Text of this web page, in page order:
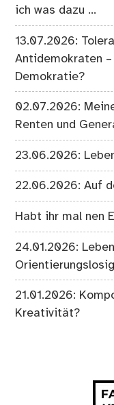
ich was dazu …
13.07.2026:
Antidemokraten
Demokratie?
02.07.2026:
Renten und
23.06.2026:
22.06.2026: Auf
Habt ihr mal nen
24.01.2026:
21.01.2026:
Kreativität?